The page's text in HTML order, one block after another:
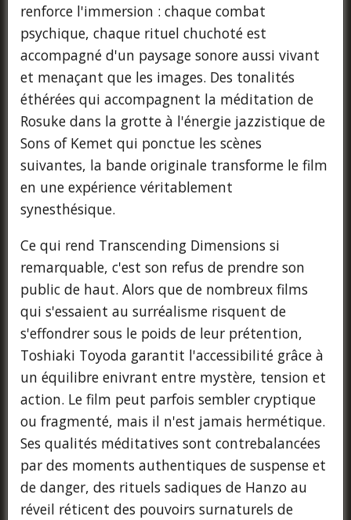
renforce l'immersion : chaque combat
psychique, chaque rituel chuchoté est
accompagné d'un paysage sonore aussi vivant
et menaçant que les images. Des tonalités
éthérées qui accompagnent la méditation de
Rosuke dans la grotte à l'énergie jazzistique de
Sons of Kemet qui ponctue les scènes
suivantes, la bande originale transforme le film
en une expérience véritablement
synesthésique.
Ce qui rend Transcending Dimensions si
remarquable, c'est son refus de prendre son
public de haut. Alors que de nombreux films
qui s'essaient au surréalisme risquent de
s'effondrer sous le poids de leur prétention,
Toshiaki Toyoda garantit l'accessibilité grâce à
un équilibre enivrant entre mystère, tension et
action. Le film peut parfois sembler cryptique
ou fragmenté, mais il n'est jamais hermétique.
Ses qualités méditatives sont contrebalancées
par des moments authentiques de suspense et
de danger, des rituels sadiques de Hanzo au
réveil réticent des pouvoirs surnaturels de